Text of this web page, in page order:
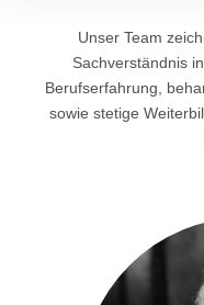
Unser Team
Sachverständnis
Berufserfahrung,
sowie stetige